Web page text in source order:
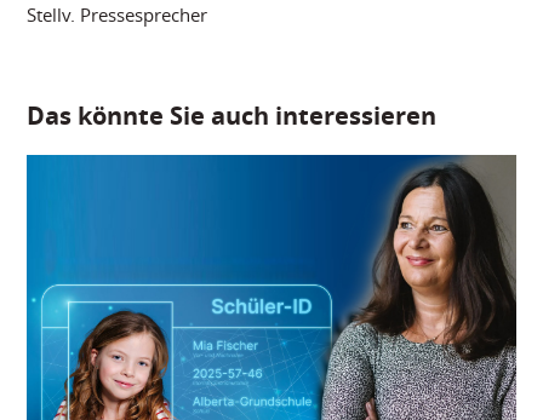
Stellv. Pressesprecher
Das könnte Sie auch interessieren